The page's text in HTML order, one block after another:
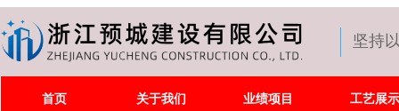
坚持
首页 关于我们 业绩项目 工艺展示